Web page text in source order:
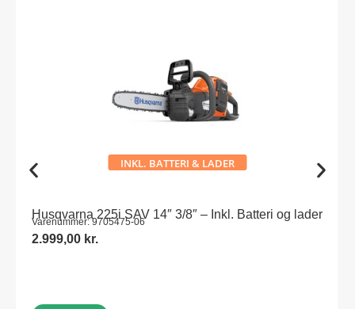
INKL. BATTERI & LADER
Husqvarna 225i SAV 14″ 3/8″ – Inkl. Batteri og lader
Varenummer: 9705475-06
2.999,00 kr.